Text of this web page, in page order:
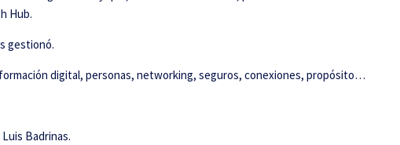
Hub.
gestionó.
digital, personas, networking, seguros, conexiones, propósito…
Badrinas.